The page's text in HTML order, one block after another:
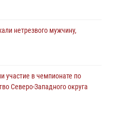
Западного округа
нетрезвого мужчину,
участие в чемпионате по
Северо-Западного округа